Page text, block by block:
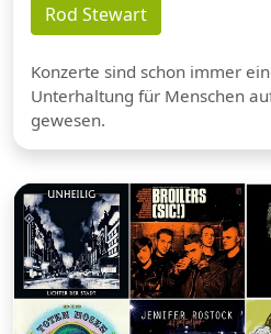
Rod Stewart
Konzerte sind schon immer
Unterhaltung für Menschen
gewesen.